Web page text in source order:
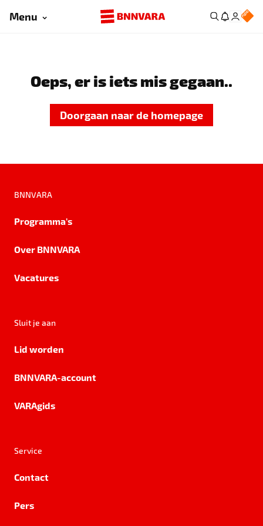
Menu
Oeps, er is iets mis gegaan..
Doorgaan naar de homepage
BNNVARA
Programma's
Over BNNVARA
Vacatures
Sluit je aan
Lid worden
BNNVARA-account
VARAgids
Service
Contact
Pers